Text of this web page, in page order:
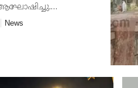
ഈദ്ഗാഹുകളും
News